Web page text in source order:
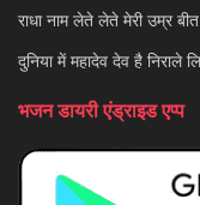
राधा नाम लेते लेते मेरी उम्र
दुनिया में महादेव देव है निराले
भजन डायरी एंड्राइड एप्प